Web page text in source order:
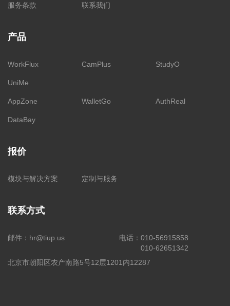
服务条款 联系我们
产品
WorkFlux CamPlus StudyO
UniMe
AppZone WalletGo AuthReal
DataBay
报价
模块与解决方案 定制与服务
联系方式
邮件： hr@tiup.us 电话： 010-56915858
010-62651342
北京市朝阳区农产南路5号12层1201内12287